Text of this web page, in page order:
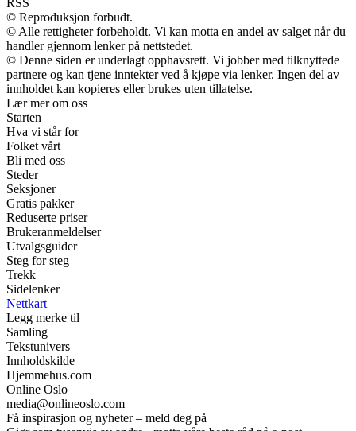
RSS
© Reproduksjon forbudt.
© Alle rettigheter forbeholdt. Vi kan motta en andel av salget når du
handler gjennom lenker på nettstedet.
© Denne siden er underlagt opphavsrett. Vi jobber med tilknyttede
partnere og kan tjene inntekter ved å kjøpe via lenker. Ingen del av
innholdet kan kopieres eller brukes uten tillatelse.
Lær mer om oss
Starten
Hva vi står for
Folket vårt
Bli med oss
Steder
Seksjoner
Gratis pakker
Reduserte priser
Brukeranmeldelser
Utvalgsguider
Steg for steg
Trekk
Sidelenker
Nettkart
Legg merke til
Samling
Tekstunivers
Innholdskilde
Hjemmehus.com
Online Oslo
media@onlineoslo.com
Få inspirasjon og nyheter – meld deg på